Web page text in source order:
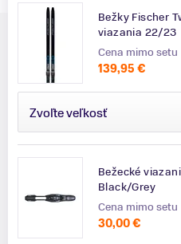
Bežky Fischer
viazania 22/23
Cena mimo setu
139,95 €
Zvoľte veľkosť
Bežecké
Black/Grey
Cena mimo setu
30,00 €